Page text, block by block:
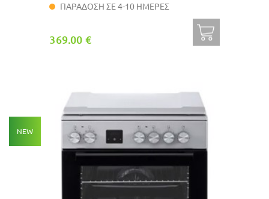
ΠΑΡΑΔΟΣΗ ΣΕ 4-10 ΗΜΕΡΕΣ
369.00 €
NEW